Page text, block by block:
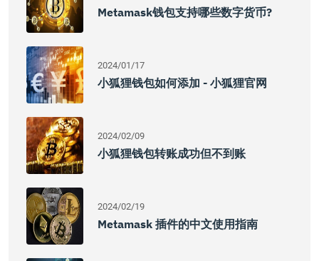
Metamask钱包支持哪些数字货币?
2024/01/17
小狐狸钱包如何添加 - 小狐狸官网
2024/02/09
小狐狸钱包转账成功但不到账
2024/02/19
Metamask 插件的中文使用指南